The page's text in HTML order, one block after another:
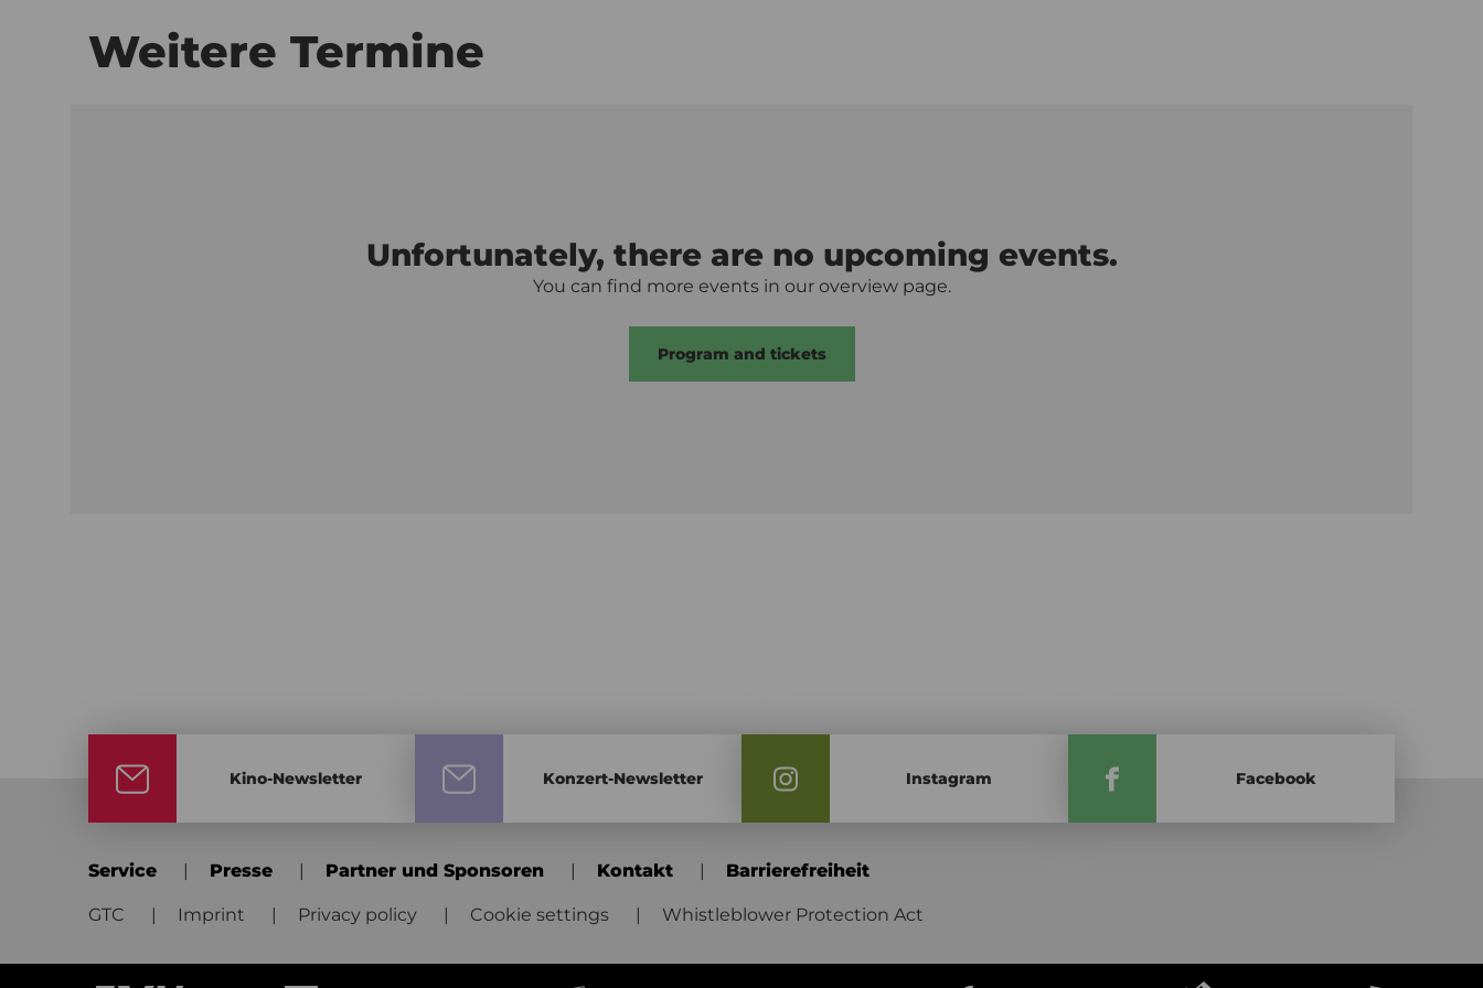
Weitere Termine
Unfortunately, there are no upcoming events.
You can find more events in our overview page.
Program and tickets
Kino-Newsletter Konzert-Newsletter Instagram Facebook
Service Presse Partner und Sponsoren Kontakt Barrierefreiheit
GTC Imprint Privacy policy Cookie settings Whistleblower Protection Act